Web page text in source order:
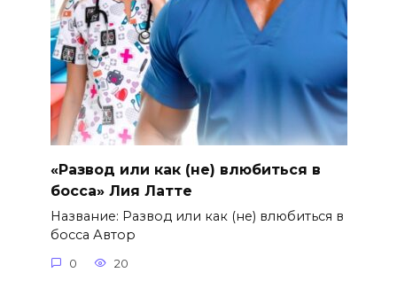
«Развод или как (не) влюбиться в
босса» Лия Латте
Название: Развод или как (не) влюбиться в
босса Автор
0 20